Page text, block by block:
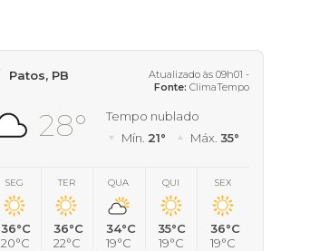
Patos, PB
Atualizado às 09h01 -
Fonte: ClimaTempo
28°
Tempo nublado
Mín. 21° Máx. 35°
SEG
36°C
20°C
TER
36°C
22°C
QUA
34°C
19°C
QUI
35°C
19°C
SEX
36°C
19°C